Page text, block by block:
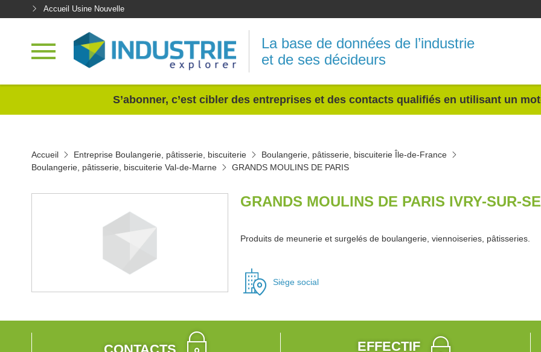
Accueil Usine Nouvelle
La base de données de l’industrie
et de ses décideurs
S’abonner, c’est cibler des entreprises et des contacts qualifiés en utilisant un
Accueil Entreprise Boulangerie, pâtisserie, biscuiterie
Boulangerie, pâtisserie, biscuiterie Île-de-France
Boulangerie, pâtisserie, biscuiterie Val-de-Marne
GRANDS MOULINS DE PARIS
GRANDS MOULINS DE PARIS IVRY-SUR-
Produits de meunerie et surgelés de boulangerie, viennoiseries, pâtisseries.
Siège social
EFFECTIF